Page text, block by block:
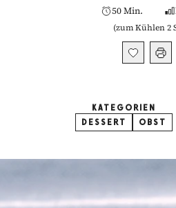
50 Min.
(zum Kühlen 2
KATEGORIEN
DESSERT
OBST